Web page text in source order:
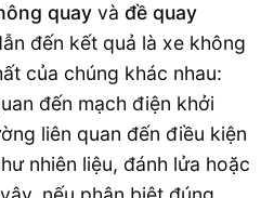
quay và đề quay
đến kết quả là xe không
của chúng khác nhau:
đến mạch điện khởi
liên quan đến điều kiện
nhiên liệu, đánh lửa hoặc